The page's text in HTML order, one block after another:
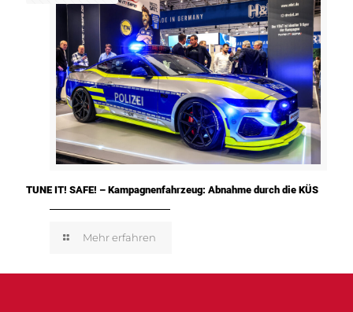
TUNE IT! SAFE! – Kampagnenfahrzeug: Abnahme durch die KÜS
Mehr erfahren